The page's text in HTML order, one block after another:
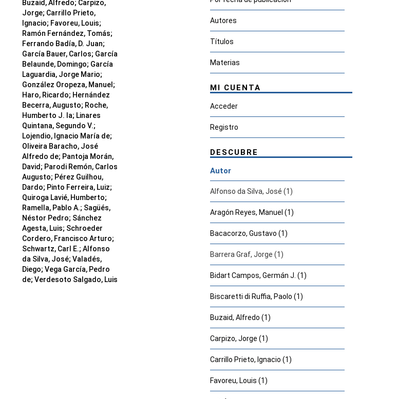
Buzaid, Alfredo; Carpizo,
Jorge; Carrillo Prieto,
Ignacio; Favoreu, Louis;
Ramón Fernández, Tomás;
Ferrando Badía, D. Juan;
García Bauer, Carlos; García
Belaunde, Domingo; García
Laguardia, Jorge Mario;
González Oropeza, Manuel;
Haro, Ricardo; Hernández
Becerra, Augusto; Roche,
Humberto J. la; Linares
Quintana, Segundo V.;
Lojendio, Ignacio María de;
Oliveira Baracho, José
Alfredo de; Pantoja Morán,
David; Parodi Remón, Carlos
Augusto; Pérez Guilhou,
Dardo; Pinto Ferreira, Luiz;
Quiroga Lavié, Humberto;
Ramella, Pablo A.; Sagüés,
Néstor Pedro; Sánchez
Agesta, Luis; Schroeder
Cordero, Francisco Arturo;
Schwartz, Carl E.; Alfonso
da Silva, José; Valadés,
Diego; Vega García, Pedro
de; Verdesoto Salgado, Luis
Autores
Títulos
Materias
MI CUENTA
Acceder
Registro
DESCUBRE
Autor
Alfonso da Silva, José (1)
Aragón Reyes, Manuel (1)
Bacacorzo, Gustavo (1)
Barrera Graf, Jorge (1)
Bidart Campos, Germán J. (1)
Biscaretti di Ruffia, Paolo (1)
Buzaid, Alfredo (1)
Carpizo, Jorge (1)
Carrillo Prieto, Ignacio (1)
Favoreu, Louis (1)